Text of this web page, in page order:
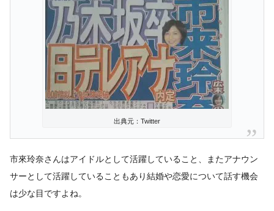
出典元：Twitter
市來玲奈さんはアイドルとして活躍していること、またアナウン
サーとして活躍していることもあり結婚や恋愛について話す機会
は少な目ですよね。